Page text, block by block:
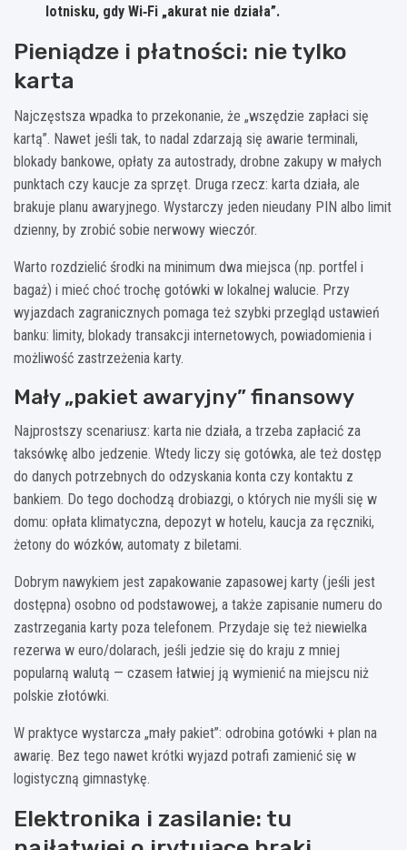
lotnisku, gdy Wi‑Fi „akurat nie działa”.
Pieniądze i płatności: nie tylko
karta
Najczęstsza wpadka to przekonanie, że „wszędzie zapłaci się
kartą”. Nawet jeśli tak, to nadal zdarzają się awarie terminali,
blokady bankowe, opłaty za autostrady, drobne zakupy w małych
punktach czy kaucje za sprzęt. Druga rzecz: karta działa, ale
brakuje planu awaryjnego. Wystarczy jeden nieudany PIN albo limit
dzienny, by zrobić sobie nerwowy wieczór.
Warto rozdzielić środki na minimum dwa miejsca (np. portfel i
bagaż) i mieć choć trochę gotówki w lokalnej walucie. Przy
wyjazdach zagranicznych pomaga też szybki przegląd ustawień
banku: limity, blokady transakcji internetowych, powiadomienia i
możliwość zastrzeżenia karty.
Mały „pakiet awaryjny” finansowy
Najprostszy scenariusz: karta nie działa, a trzeba zapłacić za
taksówkę albo jedzenie. Wtedy liczy się gotówka, ale też dostęp
do danych potrzebnych do odzyskania konta czy kontaktu z
bankiem. Do tego dochodzą drobiazgi, o których nie myśli się w
domu: opłata klimatyczna, depozyt w hotelu, kaucja za ręczniki,
żetony do wózków, automaty z biletami.
Dobrym nawykiem jest zapakowanie zapasowej karty (jeśli jest
dostępna) osobno od podstawowej, a także zapisanie numeru do
zastrzegania karty poza telefonem. Przydaje się też niewielka
rezerwa w euro/dolarach, jeśli jedzie się do kraju z mniej
popularną walutą — czasem łatwiej ją wymienić na miejscu niż
polskie złotówki.
W praktyce wystarcza „mały pakiet”: odrobina gotówki + plan na
awarię. Bez tego nawet krótki wyjazd potrafi zamienić się w
logistyczną gimnastykę.
Elektronika i zasilanie: tu